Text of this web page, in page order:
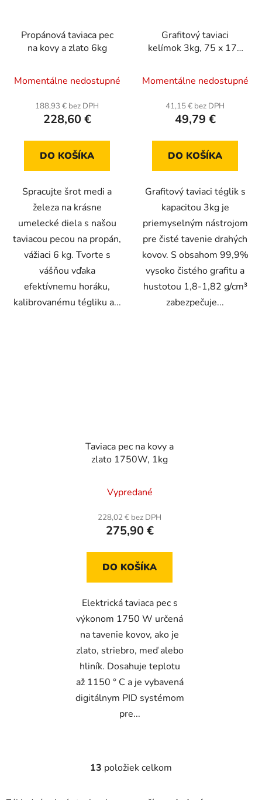
Propánová taviaca pec
na kovy a zlato 6kg
Momentálne nedostupné
188,93 € bez DPH
228,60 €
DO KOŠÍKA
Spracujte šrot medi a
železa na krásne
umelecké diela s našou
taviacou pecou na propán,
vážiaci 6 kg. Tvorte s
vášňou vďaka
efektívnemu horáku,
kalibrovanému tégliku a...
Grafitový taviaci
kelímok 3kg, 75 x 170
Momentálne nedostupné
41,15 € bez DPH
49,79 €
DO KOŠÍKA
Grafitový taviaci téglik s
kapacitou 3kg je
priemyselným nástrojom
pre čisté tavenie drahých
kovov. S obsahom 99,9%
vysoko čistého grafitu a
hustotou 1,8-1,82 g/cm³
zabezpečuje...
Taviaca pec na kovy a
zlato 1750W, 1kg
Vypredané
228,02 € bez DPH
275,90 €
DO KOŠÍKA
Elektrická taviaca pec s
výkonom 1750 W určená
na tavenie kovov, ako je
zlato, striebro, meď alebo
hliník. Dosahuje teplotu
až 1150 ° C a je vybavená
digitálnym PID systémom
pre...
O
13 položiek celkom